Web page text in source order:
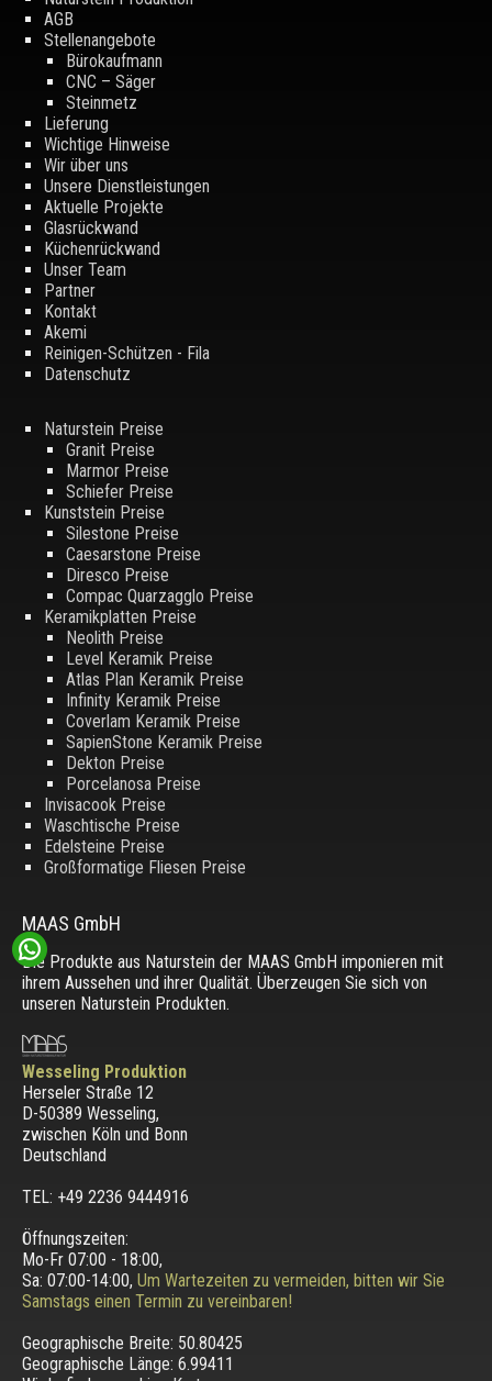
AGB
Stellenangebote
Bürokaufmann
CNC – Säger
Steinmetz
Lieferung
Wichtige Hinweise
Wir über uns
Unsere Dienstleistungen
Aktuelle Projekte
Glasrückwand
Küchenrückwand
Unser Team
Partner
Kontakt
Akemi
Reinigen-Schützen - Fila
Datenschutz
Naturstein Preise
Granit Preise
Marmor Preise
Schiefer Preise
Kunststein Preise
Silestone Preise
Caesarstone Preise
Diresco Preise
Compac Quarzagglo Preise
Keramikplatten Preise
Neolith Preise
Level Keramik Preise
Atlas Plan Keramik Preise
Infinity Keramik Preise
Coverlam Keramik Preise
SapienStone Keramik Preise
Dekton Preise
Porcelanosa Preise
Invisacook Preise
Waschtische Preise
Edelsteine Preise
Großformatige Fliesen Preise
MAAS GmbH
Die Produkte aus Naturstein der MAAS GmbH imponieren mit
ihrem Aussehen und ihrer Qualität. Überzeugen Sie sich von
unseren Naturstein Produkten.
Wesseling Produktion
Herseler Straße 12
D-50389 Wesseling,
zwischen Köln und Bonn
Deutschland
TEL: +49 2236 9444916
Öffnungszeiten:
Mo-Fr 07:00 - 18:00,
Sa: 07:00-14:00, Um Wartezeiten zu vermeiden, bitten wir Sie
Samstags einen Termin zu vereinbaren!
Geographische Breite: 50.80425
Geographische Länge: 6.99411